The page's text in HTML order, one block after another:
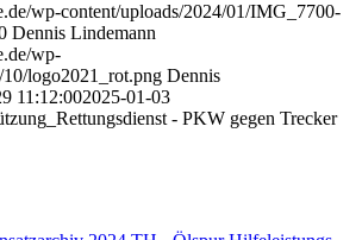
wp-content/uploads/2024/01/IMG_7700-
Dennis Lindemann
wp-
logo2021_rot.png Dennis
11:12:002025-01-03
- PKW gegen Trecker